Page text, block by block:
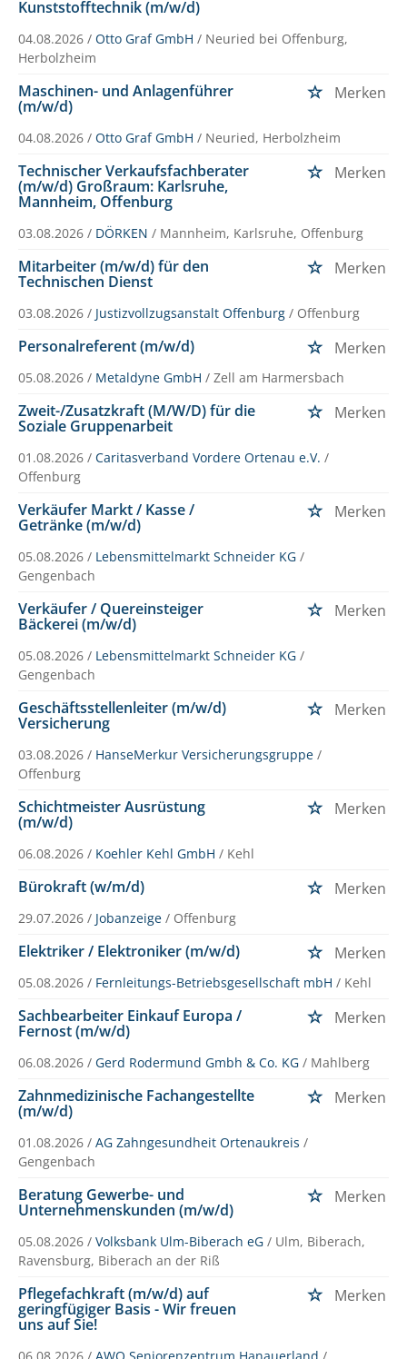
Kunststofftechnik (m/w/d)
04.08.2026 / Otto Graf GmbH / Neuried bei Offenburg,
Herbolzheim
Maschinen- und Anlagenführer
(m/w/d)
Merken
04.08.2026 / Otto Graf GmbH / Neuried, Herbolzheim
Technischer Verkaufsfachberater
(m/w/d) Großraum: Karlsruhe,
Mannheim, Offenburg
Merken
03.08.2026 / DÖRKEN / Mannheim, Karlsruhe, Offenburg
Mitarbeiter (m/w/d) für den
Technischen Dienst
Merken
03.08.2026 / Justizvollzugsanstalt Offenburg / Offenburg
Personalreferent (m/w/d) Merken
05.08.2026 / Metaldyne GmbH / Zell am Harmersbach
Zweit-/Zusatzkraft (M/W/D) für die
Soziale Gruppenarbeit
Merken
01.08.2026 / Caritasverband Vordere Ortenau e.V. /
Offenburg
Verkäufer Markt / Kasse /
Getränke (m/w/d)
Merken
05.08.2026 / Lebensmittelmarkt Schneider KG /
Gengenbach
Verkäufer / Quereinsteiger
Bäckerei (m/w/d)
Merken
05.08.2026 / Lebensmittelmarkt Schneider KG /
Gengenbach
Geschäftsstellenleiter (m/w/d)
Versicherung
Merken
03.08.2026 / HanseMerkur Versicherungsgruppe /
Offenburg
Schichtmeister Ausrüstung
(m/w/d)
Merken
06.08.2026 / Koehler Kehl GmbH / Kehl
Bürokraft (w/m/d) Merken
29.07.2026 / Jobanzeige / Offenburg
Elektriker / Elektroniker (m/w/d) Merken
05.08.2026 / Fernleitungs-Betriebsgesellschaft mbH / Kehl
Sachbearbeiter Einkauf Europa /
Fernost (m/w/d)
Merken
06.08.2026 / Gerd Rodermund Gmbh & Co. KG / Mahlberg
Zahnmedizinische Fachangestellte
(m/w/d)
Merken
01.08.2026 / AG Zahngesundheit Ortenaukreis /
Gengenbach
Beratung Gewerbe- und
Unternehmenskunden (m/w/d)
Merken
05.08.2026 / Volksbank Ulm-Biberach eG / Ulm, Biberach,
Ravensburg, Biberach an der Riß
Pflegefachkraft (m/w/d) auf
geringfügiger Basis - Wir freuen
uns auf Sie!
Merken
06.08.2026 / AWO Seniorenzentrum Hanauerland /